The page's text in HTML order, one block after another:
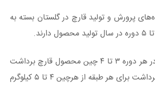
پرورش و تولید قارچ در گلستان بسته به
او گفت: همچنین در هر دوره ۳ تا ۴ چین محصول قارچ برداشت
می‌شود. میانگین برداشت برای هر طبقه از هرچین ۴ تا ۵ کیلوگرم